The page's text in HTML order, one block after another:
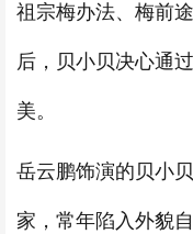
祖宗梅办法、梅前
后，贝小贝决心通
美。
岳云鹏饰演的贝小
家，常年陷入外貌